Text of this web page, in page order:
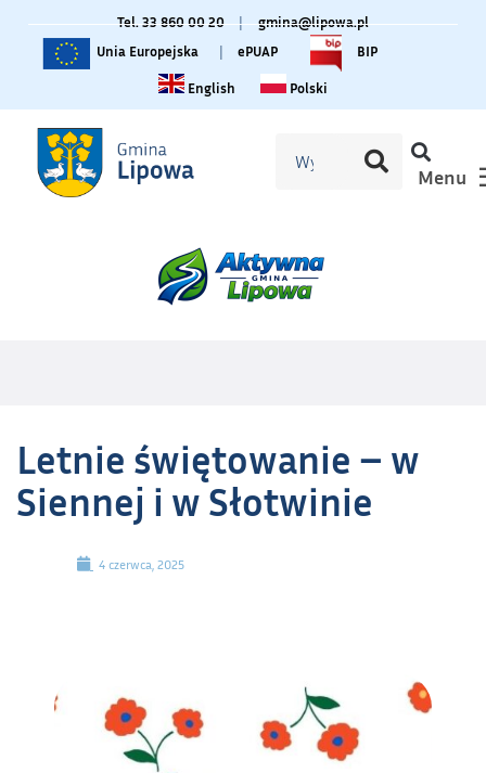
Tel. 33 860 00 20 |
gmina@lipowa.pl
Unia Europejska
| ePUAP
BIP
Change language to English
English Zmiana języka na polski
Polski
Menu
Letnie świętowanie – w
Siennej i w Słotwinie
4 czerwca, 2025